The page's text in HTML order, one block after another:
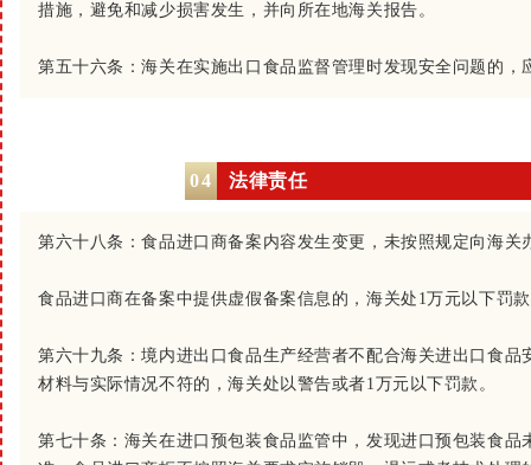
措施，避免和减少损害发生，并向所在地海关报告。
第五十六条：海关在实施出口食品监督管理时发现安全问题的
04 法律责任
第六十八条：食品进口商备案内容发生变更，未按照规定向海
食品进口商在备案中提供虚假备案信息的，海关处1万元以下罚
第六十九条：境内进出口食品生产经营者不配合海关进出口食
材料与实际情况不符的，海关处以警告或者1万元以下罚款。
第七十条： 海关在进口预包装食品监管中，发现进口预包装食